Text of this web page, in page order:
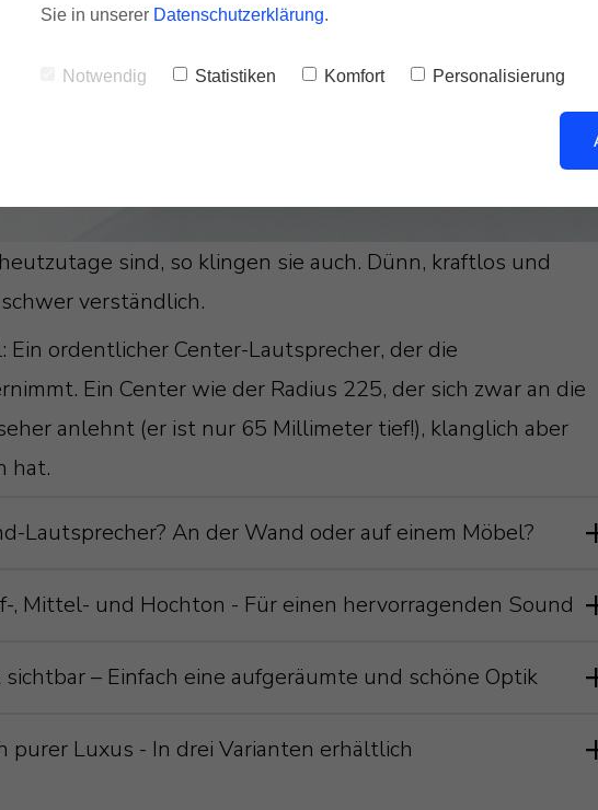
sind, so klingen sie auch. Dünn, kraftlos und
verständlich.
Ein ordentlicher Center-Lautsprecher, der die
Ein Center wie der Radius 225, der sich zwar an die
anlehnt (er ist nur 65 Millimeter tief!), klanglich aber
hat.
Lautsprecher? An der Wand oder auf einem Möbel?
Radius-Sortiment ist darauf hin entwickelt worden,
dar – sogar eher das Gegenteil.
hängen, oder auf einem Möbel aufstellen, sowie
, Mittel- und Hochton - Für einen hervorragenden Sound
Magnesium ist einfach ein hervorragender Werkstoff,
Radius 225 3G zum Einsatz. Mit seinen beiden 4“/100
– Einfach eine aufgeräumte und schöne Optik
Lautsprecher entscheidet, hat höchste Ansprüche an
purer Luxus - In drei Varianten erhältlich
Sie in unserer Datenschutzerklärung.
Notwendig Statistiken Komfort Personalisierung